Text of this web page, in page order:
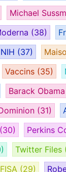
Michael
(38)
NIH (37)
Vaccins (35)
Barack Obama
(31)
(30) Perkins
Twitter Files
FISA (29)